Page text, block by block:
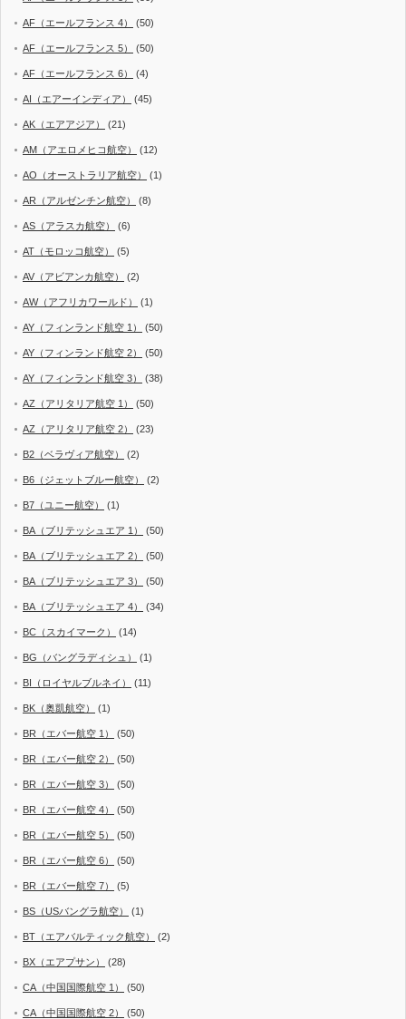
AF（エールフランス 4） (50)
AF（エールフランス 5） (50)
AF（エールフランス 6） (4)
AI（エアーインディア） (45)
AK（エアアジア） (21)
AM（アエロメヒコ航空） (12)
AO（オーストラリア航空） (1)
AR（アルゼンチン航空） (8)
AS（アラスカ航空） (6)
AT（モロッコ航空） (5)
AV（アビアンカ航空） (2)
AW（アフリカワールド） (1)
AY（フィンランド航空 1） (50)
AY（フィンランド航空 2） (50)
AY（フィンランド航空 3） (38)
AZ（アリタリア航空 1） (50)
AZ（アリタリア航空 2） (23)
B2（ベラヴィア航空） (2)
B6（ジェットブルー航空） (2)
B7（ユニー航空） (1)
BA（ブリテッシュエア 1） (50)
BA（ブリテッシュエア 2） (50)
BA（ブリテッシュエア 3） (50)
BA（ブリテッシュエア 4） (34)
BC（スカイマーク） (14)
BG（バングラディシュ） (1)
BI（ロイヤルブルネイ） (11)
BK（奥凱航空） (1)
BR（エバー航空 1） (50)
BR（エバー航空 2） (50)
BR（エバー航空 3） (50)
BR（エバー航空 4） (50)
BR（エバー航空 5） (50)
BR（エバー航空 6） (50)
BR（エバー航空 7） (5)
BS（USバングラ航空） (1)
BT（エアバルティック航空） (2)
BX（エアプサン） (28)
CA（中国国際航空 1） (50)
CA（中国国際航空 2） (50)